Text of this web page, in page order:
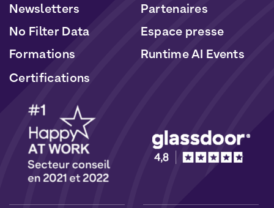
Newsletters
No Filter Data
Formations
Partenaires
Espace presse
Runtime AI Events
Certifications